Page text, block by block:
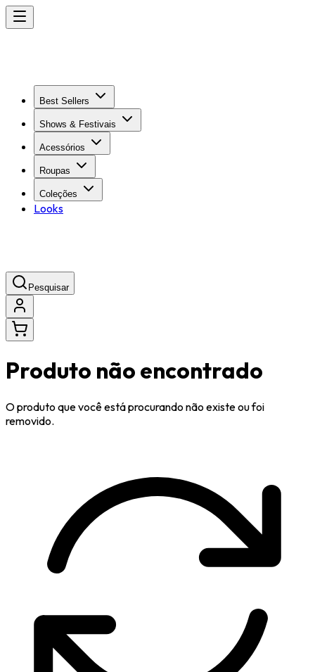
Best Sellers
Shows & Festivais
Acessórios
Roupas
Coleções
Looks
Pesquisar
Produto não encontrado
O produto que você está procurando não existe ou foi
removido.